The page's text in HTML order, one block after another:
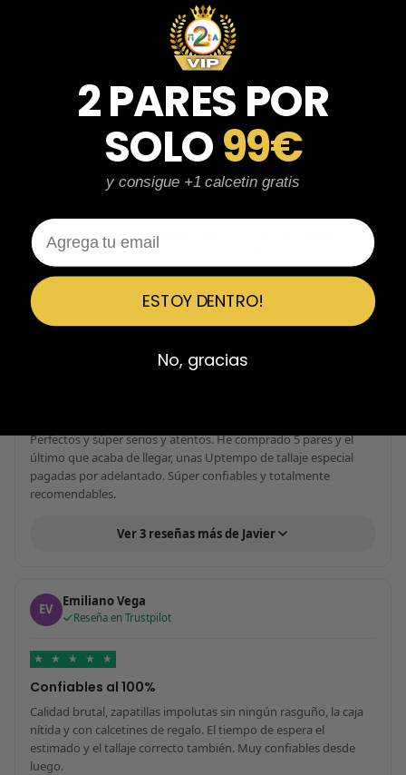
parecen de marcas verdaderas. Entrega súper rápida, embalaje
perfecto y con el detalle de los calcetines contentísima. Sin duda
Fernando Aranda Morales
★
ESPECTACULARES
Total control del pedido, te avisan si hay algún problema con el
modelo elegido, empaquetado perfecto con caja original y
embolsado, zapas de altísima calidad y acabados top. Air Max y
Travis Scott espectaculares. Recomendable 100%.
Javier Victorio
Perfectos y súper serios y atentos. He comprado 5 pares y el
último que acaba de llegar, unas Uptempo de tallaje especial
pagadas por adelantado. Súper confiables y totalmente
recomendables.
Ver 3 reseñas más de Javier
EV Emiliano Vega
Reseña en Trustpilot
★ ★ ★ ★ ★
Confiables al 100%
Calidad brutal, zapatillas impolutas sin ningún rasguño, la caja
nítida y con calcetines de regalo. El tiempo de espera el
estimado y el tallaje correcto también. Muy confiables desde
luego.
2 PARES POR
SOLO99€
y consigue +1 calcetin gratis
Email
ESTOY DENTRO!
No, gracias